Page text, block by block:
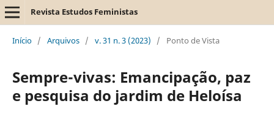
Revista Estudos Feministas
Início / Arquivos / v. 31 n. 3 (2023) / Ponto de Vista
Sempre-vivas: Emancipação, paz
e pesquisa do jardim de Heloísa